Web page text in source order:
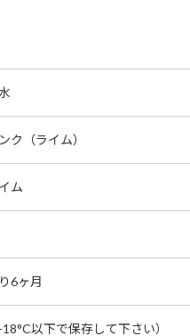
ク（ライム）
ム
6ヶ月
以下で保存して下さい）